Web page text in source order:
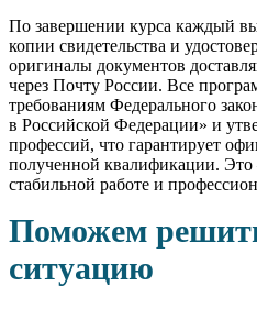
По завершении курса каждый
копии свидетельства и
оригиналы документов
через Почту России. Все
требованиям Федерального
в Российской Федерации» и
профессий, что гарантирует
полученной квалификации.
стабильной работе и
Поможем
ситуацию